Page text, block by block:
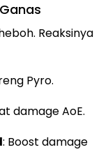
Reaksinya
Pyro.
damage AoE.
: Boost damage